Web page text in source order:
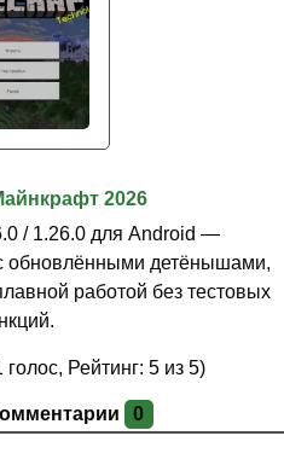
2026
/ 1.26.0 для Android —
обновлёнными детёнышами,
работой без тестовых
0
голос, Рейтинг:5 из 5)